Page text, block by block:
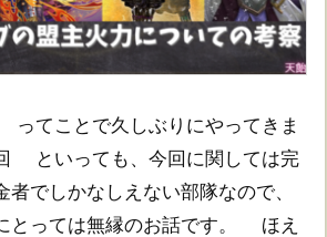
ことで久しぶりにやってきま
といっても、今回に関しては完
でしかなしえない部隊なので、
とっては無縁のお話です。 ほえ